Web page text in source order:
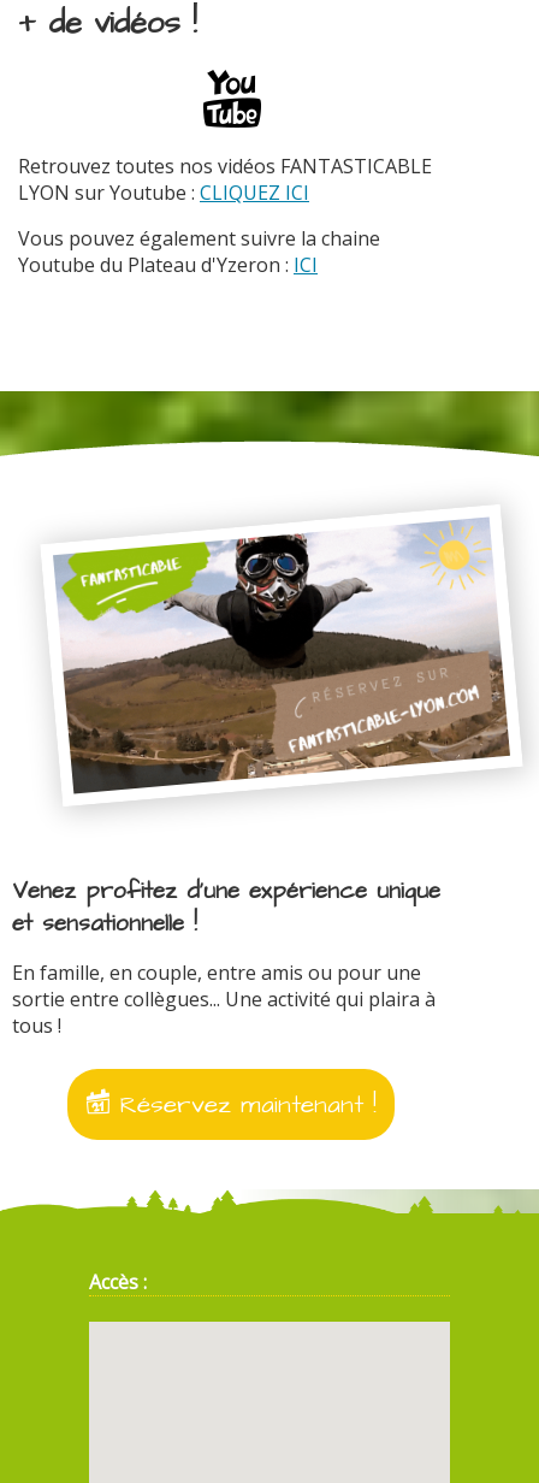
+ de vidéos !
Retrouvez toutes nos vidéos FANTASTICABLE
LYON sur Youtube : CLIQUEZ ICI
Vous pouvez également suivre la chaine
Youtube du Plateau d'Yzeron : ICI
Venez profitez d'une expérience unique
et sensationnelle !
En famille, en couple, entre amis ou pour une
sortie entre collègues... Une activité qui plaira à
tous !
Réservez maintenant !
Accès :